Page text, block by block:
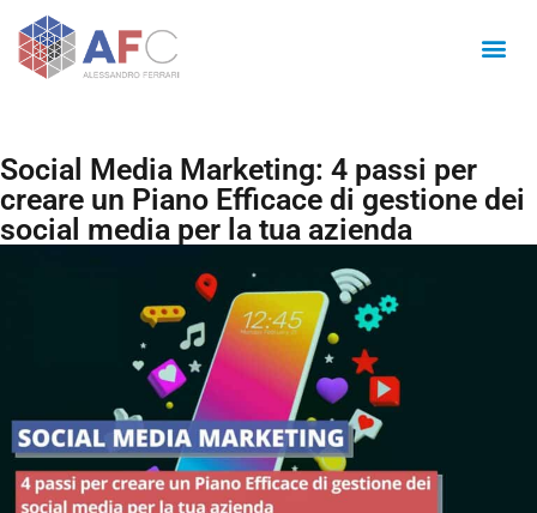
Social Media Marketing: 4 passi per
creare un Piano Efficace di gestione dei
social media per la tua azienda